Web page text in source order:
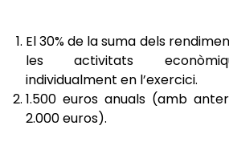
El 30% de la suma dels
les activitats
individualment en l’exercici.
1.500 euros anuals (amb
2.000 euros).